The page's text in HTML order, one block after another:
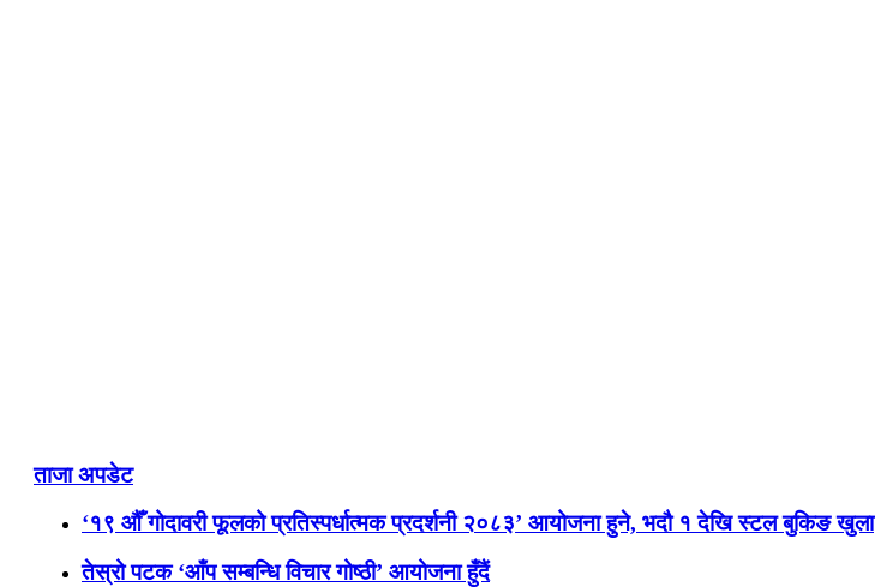
ताजा अपडेट
‘१९ औँ गोदावरी फूलको प्रतिस्पर्धात्मक प्रदर्शनी २०८३’ आयोजना हुने, भदौ १ देखि स्टल बुकिङ खुला
तेस्रो पटक ‘आँप सम्बन्धि विचार गोष्ठी’ आयोजना हुँदैं